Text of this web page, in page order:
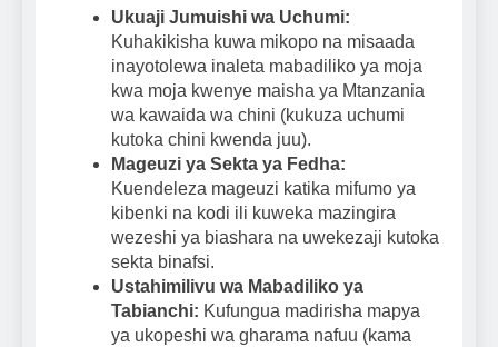
Ukuaji Jumuishi wa Uchumi:
Kuhakikisha kuwa mikopo na misaada
inayotolewa inaleta mabadiliko ya moja
kwa moja kwenye maisha ya Mtanzania
wa kawaida wa chini (kukuza uchumi
kutoka chini kwenda juu).
Mageuzi ya Sekta ya Fedha:
Kuendeleza mageuzi katika mifumo ya
kibenki na kodi ili kuweka mazingira
wezeshi ya biashara na uwekezaji kutoka
sekta binafsi.
Ustahimilivu wa Mabadiliko ya
Tabianchi: Kufungua madirisha mapya
ya ukopeshi wa gharama nafuu (kama